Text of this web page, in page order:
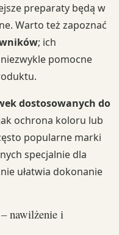
preparaty będą w
Warto też zapoznać
; ich
pomocne
dostosowanych do
ochrona koloru lub
popularne marki
specjalnie dla
ułatwia dokonanie
nawilżenie i